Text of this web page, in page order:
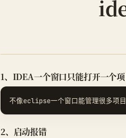
1、IDEA一个窗口只能打开一个
2、启动报错